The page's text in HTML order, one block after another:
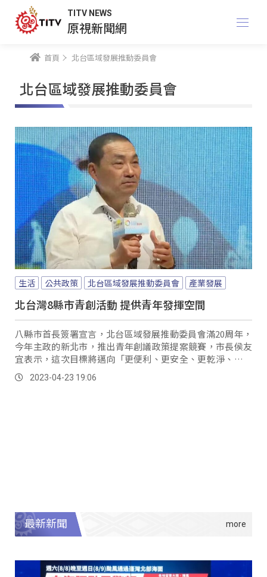
TITV NEWS
原視新聞網
首頁 北台區域發展推動委員會
北台區域發展推動委員會
生活 公共政策 北台區域發展推動委員會 產業發展
北台灣8縣市青創活動 提供青年發揮空間
八縣市首長簽署宣言，北台區域發展推動委員會滿20周年，
今年主政的新北市，推出青年創議政策提案競賽，市長侯友
宜表示，這次目標將邁向「更便利、更安全、更乾淨、更繁
榮」的四大目標。
2023-04-23 19:06
最新新聞